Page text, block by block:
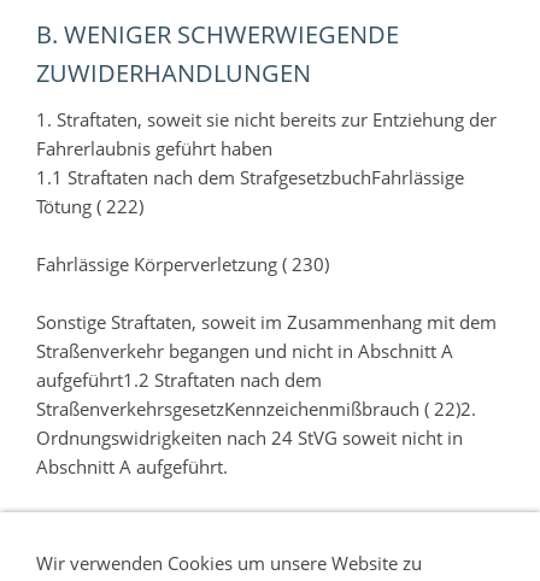
B. WENIGER SCHWERWIEGENDE
ZUWIDERHANDLUNGEN
1. Straftaten, soweit sie nicht bereits zur Entziehung der
Fahrerlaubnis geführt haben
1.1 Straftaten nach dem StrafgesetzbuchFahrlässige
Tötung ( 222)
Fahrlässige Körperverletzung ( 230)
Sonstige Straftaten, soweit im Zusammenhang mit dem
Straßenverkehr begangen und nicht in Abschnitt A
aufgeführt1.2 Straftaten nach dem
StraßenverkehrsgesetzKennzeichenmißbrauch ( 22)2.
Ordnungswidrigkeiten nach 24 StVG soweit nicht in
Abschnitt A aufgeführt.
Wir verwenden Cookies um unsere Website zu